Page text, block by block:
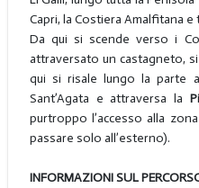
Capri, la Costiera Amalfitana
Da qui si scende verso i
attraversato un castagneto,
qui si risale lungo la parte
Sant’Agata e attraversa la
purtroppo l’accesso alla
passare solo all’esterno).
INFORMAZIONI SUL